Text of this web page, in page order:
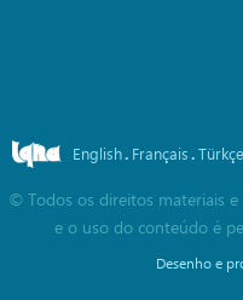
English. Français.Türkçe
© Todos os direitos materiais
e o uso do conteúdo é
Desenho e